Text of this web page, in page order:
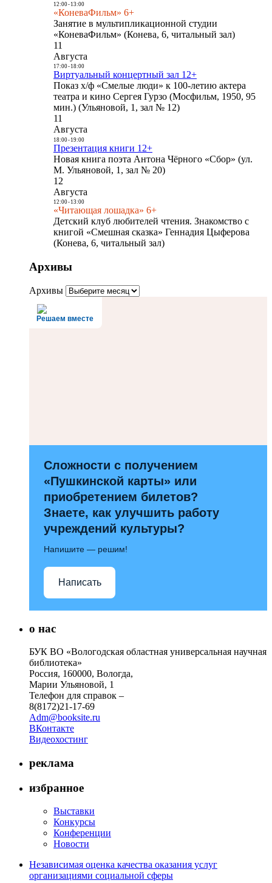
12:00- 13:00
«КоневаФильм» 6+
Занятие в мультипликационной студии
«КоневаФильм» (Конева, 6, читальный зал)
11
Августа
17:00- 18:00
Виртуальный концертный зал 12+
Показ х/ф «Смелые люди» к 100-летию актера
театра и кино Сергея Гурзо (Мосфильм, 1950, 95
мин.) (Ульяновой, 1, зал № 12)
11
Августа
18:00- 19:00
Презентация книги 12+
Новая книга поэта Антона Чёрного «Сбор» (ул.
М. Ульяновой, 1, зал № 20)
12
Августа
12:00- 13:00
«Читающая лошадка» 6+
Детский клуб любителей чтения. Знакомство с
книгой «Смешная сказка» Геннадия Цыферова
(Конева, 6, читальный зал)
Архивы
Архивы
Решаем вместе
Сложности с получением
«Пушкинской карты» или
приобретением билетов?
Знаете, как улучшить работу
учреждений культуры?
Напишите — решим!
Написать
о нас
БУК ВО «Вологодская областная универсальная научная
библиотека»
Россия, 160000, Вологда,
Марии Ульяновой, 1
Телефон для справок –
8(8172)21-17-69
Adm@booksite.ru
ВКонтакте
Видеохостинг
реклама
избранное
Выставки
Конкурсы
Конференции
Новости
Независимая оценка качества оказания услуг
организациями социальной сферы